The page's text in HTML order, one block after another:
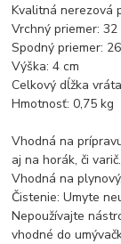
Kvalitná nerezová
Vrchný priemer: 32
Spodný priemer:
Výška: 4 cm
Celkový dĺžka
Hmotnosť: 0,75 kg
Vhodná na
aj na horák, či varič.
Vhodná na
Čistenie: Umyte
Nepoužívajte
vhodné do